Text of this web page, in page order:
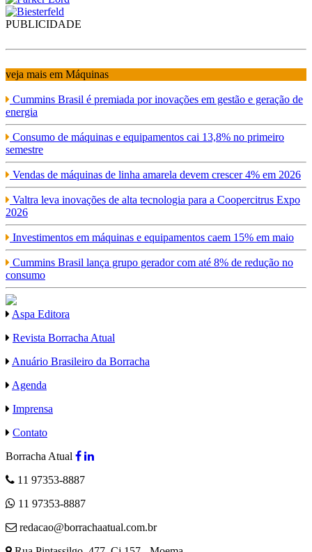
PUBLICIDADE
veja mais em Máquinas
Cummins Brasil é premiada por inovações em gestão e geração de
energia
Consumo de máquinas e equipamentos cai 13,8% no primeiro
semestre
Vendas de máquinas de linha amarela devem crescer 4% em 2026
Valtra leva inovações de alta tecnologia para a Coopercitrus Expo
2026
Investimentos em máquinas e equipamentos caem 15% em maio
Cummins Brasil lança grupo gerador com até 8% de redução no
consumo
Aspa Editora
Revista Borracha Atual
Anuário Brasileiro da Borracha
Agenda
Imprensa
Contato
Borracha Atual
11 97353-8887
11 97353-8887
redacao@borrachaatual.com.br